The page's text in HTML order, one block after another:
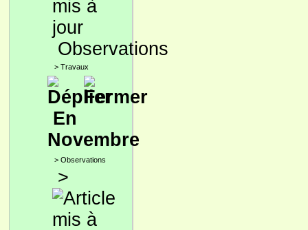
Observations
> Travaux
En
Novembre
> Observations
>